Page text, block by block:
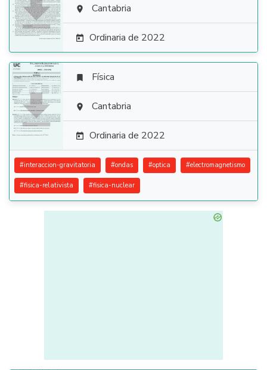
  Cantabria
 Ordinaria de 2022

 Física
 Cantabria
 Ordinaria de 2022
#interaccion-gravitatoria #ondas #optica #electromagnetismo
#fisica-relativista #fisica-nuclear